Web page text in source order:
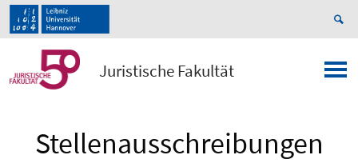
Juristische Fakultät
Stellenausschreibungen